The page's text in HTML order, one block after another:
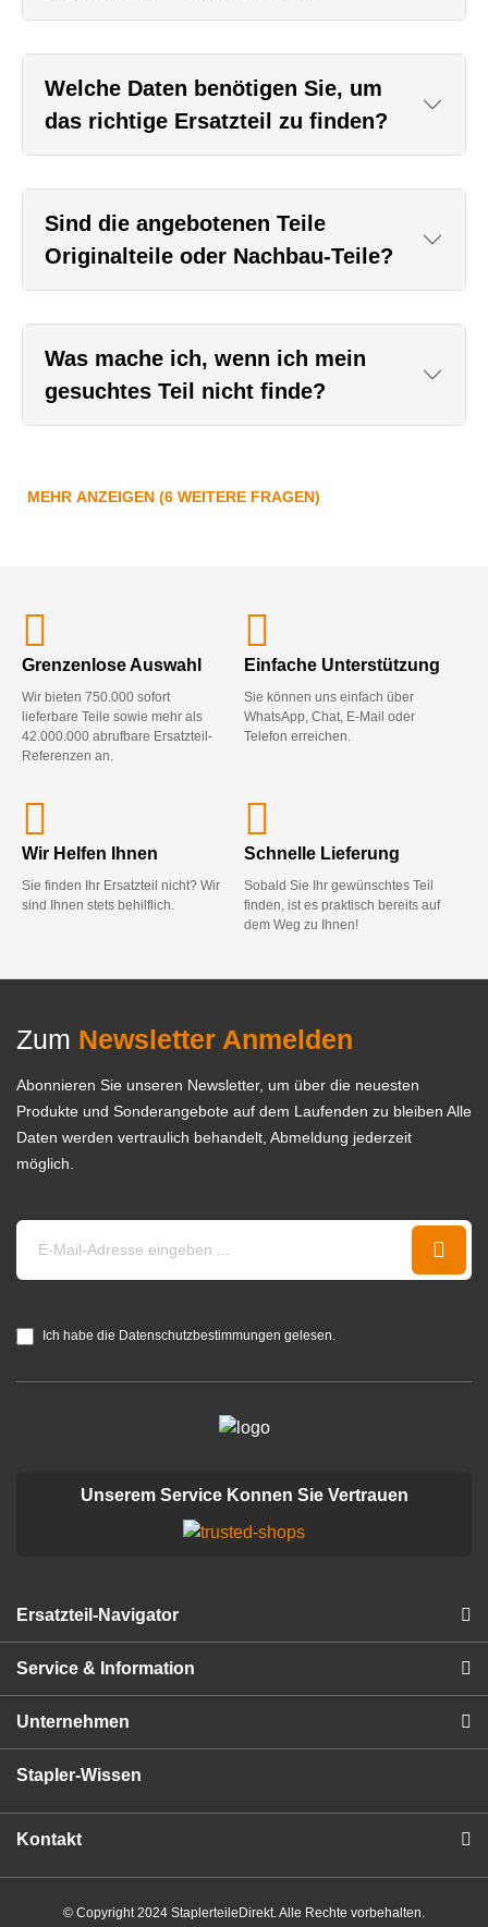
Welche Daten benötigen Sie, um
das richtige Ersatzteil zu finden?
Sind die angebotenen Teile
Originalteile oder Nachbau-Teile?
Was mache ich, wenn ich mein
gesuchtes Teil nicht finde?
MEHR ANZEIGEN (6 WEITERE FRAGEN)
Grenzenlose Auswahl
Wir bieten 750.000 sofort
lieferbare Teile sowie mehr als
42.000.000 abrufbare Ersatzteil-
Referenzen an.
Einfache Unterstützung
Sie können uns einfach über
WhatsApp, Chat, E-Mail oder
Telefon erreichen.
Wir Helfen Ihnen
Sie finden Ihr Ersatzteil nicht? Wir
sind Ihnen stets behilflich.
Schnelle Lieferung
Sobald Sie Ihr gewünschtes Teil
finden, ist es praktisch bereits auf
dem Weg zu Ihnen!
Zum Newsletter Anmelden
Abonnieren Sie unseren Newsletter, um über die neuesten
Produkte und Sonderangebote auf dem Laufenden zu bleiben Alle
Daten werden vertraulich behandelt, Abmeldung jederzeit
möglich.
Ich habe die Datenschutzbestimmungen gelesen.
Unserem Service Konnen Sie Vertrauen
Ersatzteil-Navigator
Service & Information
Unternehmen
Stapler-Wissen
Kontakt
© Copyright 2024 StaplerteileDirekt. Alle Rechte vorbehalten.